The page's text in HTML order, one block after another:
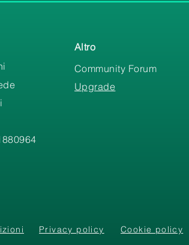
Altro
Community Forum
Upgrade
Privacy policy Cookie policy